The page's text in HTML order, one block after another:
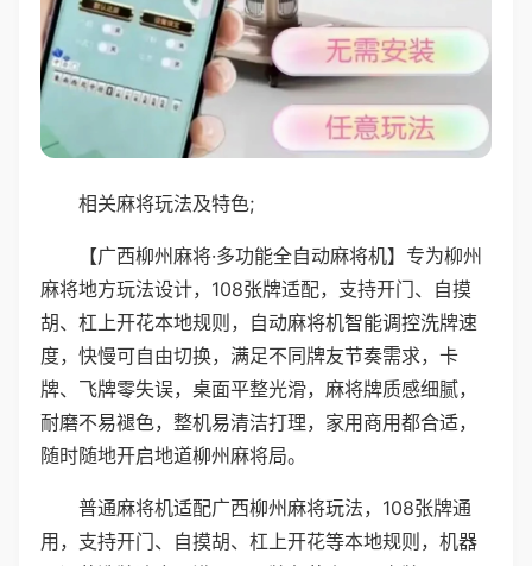
相关麻将玩法及特色;
【广西柳州麻将·多功能全自动麻将机】专为柳州
麻将地方玩法设计，108张牌适配，支持开门、自摸
胡、杠上开花本地规则，自动麻将机智能调控洗牌速
度，快慢可自由切换，满足不同牌友节奏需求，卡
牌、飞牌零失误，桌面平整光滑，麻将牌质感细腻，
耐磨不易褪色，整机易清洁打理，家用商用都合适，
随时随地开启地道柳州麻将局。
普通麻将机适配广西柳州麻将玩法，108张牌通
用，支持开门、自摸胡、杠上开花等本地规则，机器